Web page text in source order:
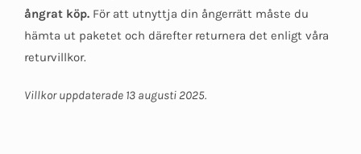
ångrat köp.För att utnyttja din ångerrätt måste du
hämta ut paketet och därefter returnera det enligt våra
returvillkor.
Villkor uppdaterade 13 augusti 2025.